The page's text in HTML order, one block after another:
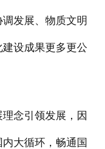
发展、物质文明
设成果更多更公
念引领发展，因
大循环，畅通国